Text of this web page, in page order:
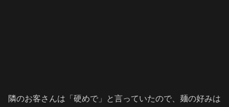
隣のお客さんは「硬めで」と言っていたので、麺の好みは